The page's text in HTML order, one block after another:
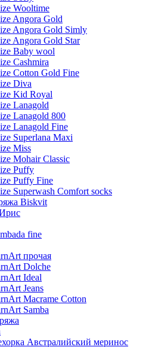
Wooltime
Angora Gold
Angora Gold Simly
Angora Gold Star
Baby wool
Cashmira
Cotton Gold Fine
Diva
Kid Royal
Lanagold
Lanagold 800
Lanagold Fine
Superlana Maxi
Miss
Mohair Classic
Puffy
Puffy Fine
Superwash Comfort socks
Biskvit
fine
прочая
Dolche
Ideal
Jeans
Macrame Cotton
Samba
Австралийский меринос